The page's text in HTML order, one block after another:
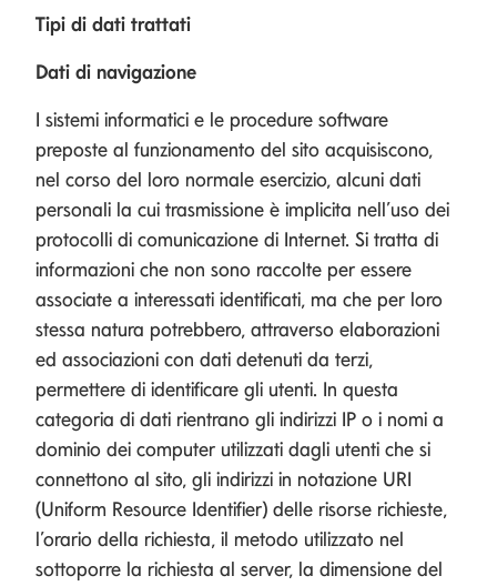
Tipi di dati trattati
Dati di navigazione
I sistemi informatici e le procedure software
preposte al funzionamento del sito acquisiscono,
nel corso del loro normale esercizio, alcuni dati
personali la cui trasmissione è implicita nell’uso dei
protocolli di comunicazione di Internet. Si tratta di
informazioni che non sono raccolte per essere
associate a interessati identificati, ma che per loro
stessa natura potrebbero, attraverso elaborazioni
ed associazioni con dati detenuti da terzi,
permettere di identificare gli utenti. In questa
categoria di dati rientrano gli indirizzi IP o i nomi a
dominio dei computer utilizzati dagli utenti che si
connettono al sito, gli indirizzi in notazione URI
(Uniform Resource Identifier) delle risorse richieste,
l’orario della richiesta, il metodo utilizzato nel
sottoporre la richiesta al server, la dimensione del